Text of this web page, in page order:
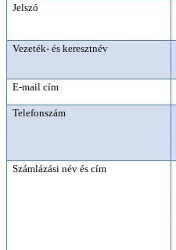
Jelszó
Vezeték- és keresztnév
E-mail cím
Telefonszám
Számlázási név és cím